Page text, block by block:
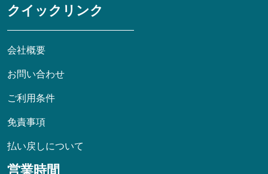
クイックリンク
会社概要
お問い合わせ
ご利用条件
免責事項
払い戻しについて
営業時間